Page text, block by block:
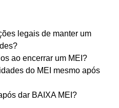
legais de manter um
ao encerrar um MEI?
do MEI mesmo após
dar BAIXA MEI?